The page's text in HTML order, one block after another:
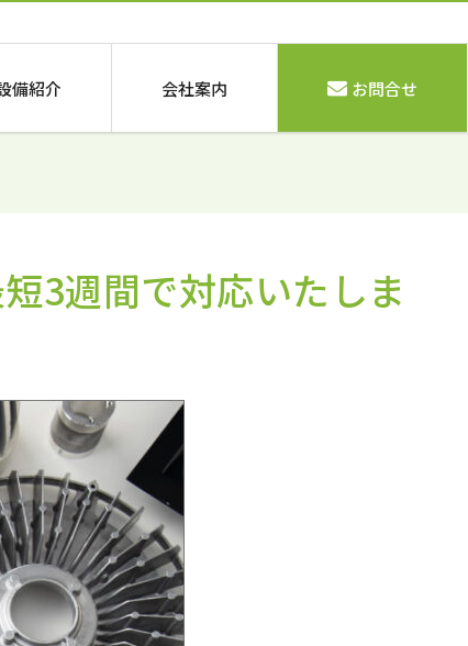
備紹介 会社案内 お問合せ
3週間で対応いたしま